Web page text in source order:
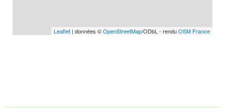
Leaflet | données ©OpenStreetMap/ODbL - renduOSM France